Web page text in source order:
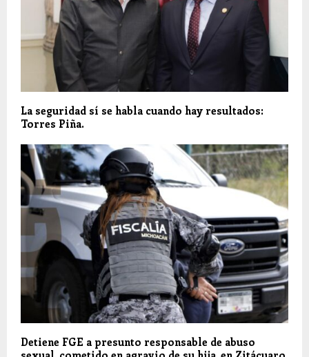
La seguridad sí se habla cuando hay resultados:
Torres Piña.
Detiene FGE a presunto responsable de abuso